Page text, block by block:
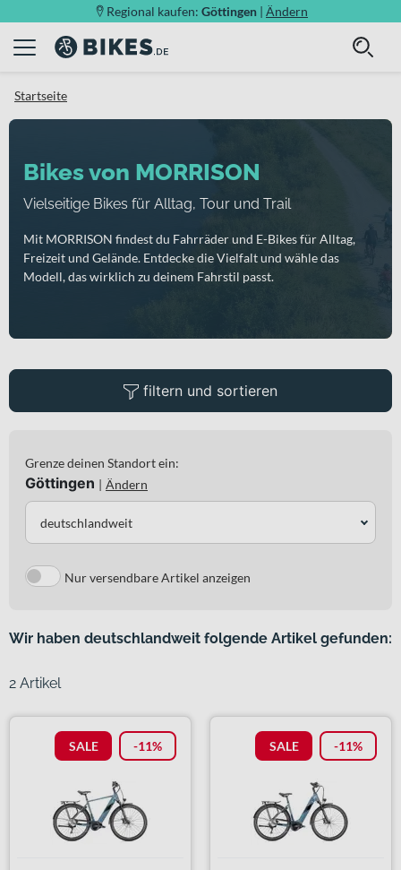
Regional kaufen: Göttingen | Ändern
Startseite
Bikes von MORRISON
Vielseitige Bikes für Alltag, Tour und Trail
Mit MORRISON findest du Fahrräder und E-Bikes für Alltag,
Freizeit und Gelände. Entdecke die Vielfalt und wähle das
Modell, das wirklich zu deinem Fahrstil passt.
filtern und sortieren
Grenze deinen Standort ein:
Göttingen | Ändern
deutschlandweit
Nur versendbare Artikel anzeigen
Wir haben deutschlandweit folgende Artikel gefunden:
2 Artikel
SALE -11% SALE -11%